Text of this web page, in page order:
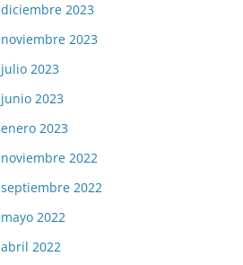
diciembre 2023
noviembre 2023
julio 2023
junio 2023
enero 2023
noviembre 2022
septiembre 2022
mayo 2022
abril 2022